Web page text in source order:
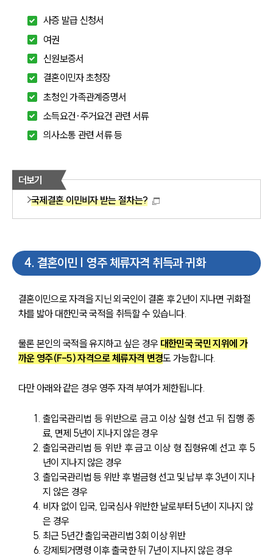
대륜소개
대륜의 강점
오시는 길
고객의 소리
통합검색
AI대륜
업무사례
주요 업무사례
법률정보
법률지식인
사증 발급 신청서
여권
신원보증서
결혼이민자 초청장
초청인 가족관계증명서
소득요건·주거요건 관련 서류
의사소통 관련 서류 등
더보기
국제결혼 이민비자 받는 절차는?
4. 결혼이민 | 영주 체류자격 취득과 귀화
결혼이민으로 자격을 지닌 외국인이 결혼 후 2년이 지나면 귀화절
차를 밟아 대한민국 국적을 취득할 수 있습니다.
물론 본인의 국적을 유지하고 싶은 경우 대한민국 국민 지위에 가
까운 영주(F-5) 자격으로 체류자격 변경도 가능합니다.
다만 아래와 같은 경우 영주 자격 부여가 제한됩니다.
출입국관리법 등 위반으로 금고 이상 실형 선고 뒤 집행 종
료, 면제 5년이 지나지 않은 경우
출입국관리법 등 위반 후 금고 이상 형 집형유예 선고 후 5
년이 지나지 않은 경우
출입국관리법 등 위반 후 벌금형 선고 및 납부 후 3년이 지나
지 않은 경우
비자 없이 입국, 입국심사 위반한 날로부터 5년이 지나지 않
은 경우
최근 5년간 출입국관리법 3회 이상 위반
강제퇴거명령 이후 출국한 뒤 7년이 지나지 않은 경우